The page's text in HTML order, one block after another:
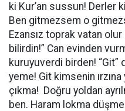
ki Kur’an sussun! Derler
Ben gitmezsem o
Ezansız toprak vatan
bilirdin!” Can evinden
kuruyuverdi birden! “Git”
yeme! Git kimsenin
çıkma! Doğru yoldan
ben. Haram lokma